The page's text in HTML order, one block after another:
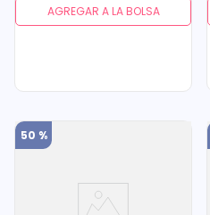
AGREGAR A LA BOLSA
50 %